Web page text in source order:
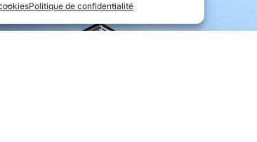
Politique de confidentialité